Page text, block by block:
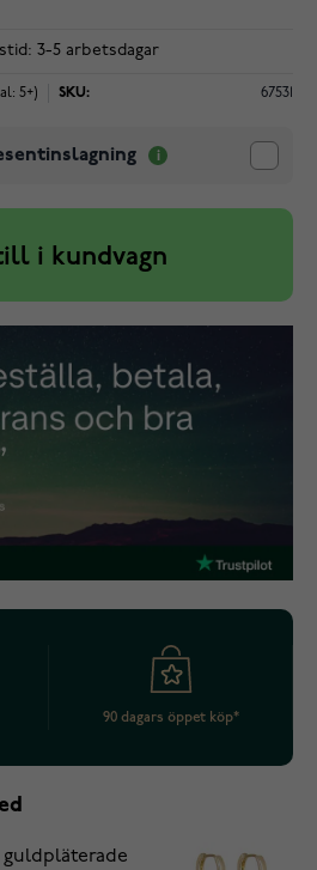
3-5 arbetsdagar
5+) SKU: 67531
i kundvagn
90 dagars öppet köp*
guldpläterade